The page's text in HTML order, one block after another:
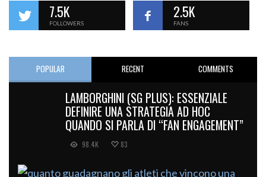
7.5K
FOLLOWERS
2.5K
FANS
POPULAR RECENT COMMENTS
LAMBORGHINI (SG PLUS): ESSENZIALE
DEFINIRE UNA STRATEGIA AD HOC
QUANDO SI PARLA DI “FAN ENGAGEMENT”
98.4K 83